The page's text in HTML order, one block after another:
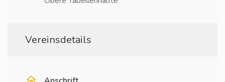
Vereinsdetails